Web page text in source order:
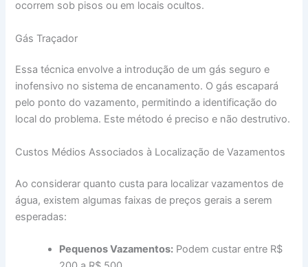
ocorrem sob pisos ou em locais ocultos.
Gás Traçador
Essa técnica envolve a introdução de um gás seguro e
inofensivo no sistema de encanamento. O gás escapará
pelo ponto do vazamento, permitindo a identificação do
local do problema. Este método é preciso e não destrutivo.
Custos Médios Associados à Localização de Vazamentos
Ao considerar quanto custa para localizar vazamentos de
água, existem algumas faixas de preços gerais a serem
esperadas:
Pequenos Vazamentos: Podem custar entre R$